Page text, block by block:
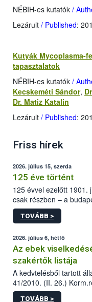
NÉBIH-es kutatók /
Lezárult / Published:
Kutyák Mycoplasma-
tapasztalatok
NÉBIH-es kutatók /
Kecskeméti Sándor,
Dr. Matiz Katalin
Lezárult / Published:
Friss hírek
2026. július 15, szerda
125 éve történt
125 évvel ezelőtt 1901.
csak részben – a
állomás a Kis Rókus
tervezett új épületébe.
TOVÁBB >
2026. július 6, hétfő
Az ebek
szakértők listája
A kedvtelésből tartott
41/2010. (II. 26.)
sérülés, illetve ennek
TOVÁBB >